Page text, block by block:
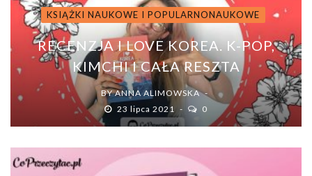
KSIĄŻKI NAUKOWE I POPULARNONAUKOWE
RECENZJA I LOVE KOREA. K-POP,
KIMCHI I CAŁA RESZTA
BYANNA ALIMOWSKA
23 lipca 2021
0